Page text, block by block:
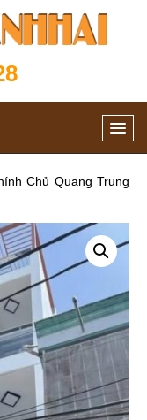
Chủ Quang Trung